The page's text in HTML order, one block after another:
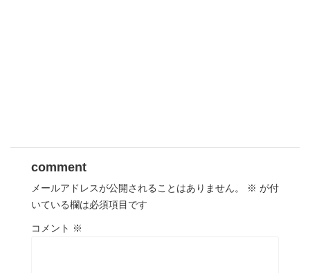
comment
メールアドレスが公開されることはありません。 ※ が付
いている欄は必須項目です
コメント ※